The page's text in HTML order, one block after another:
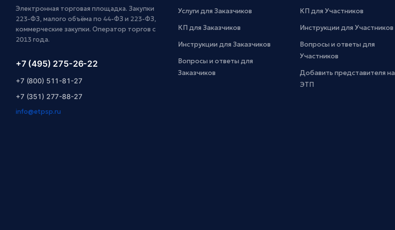
Электронная торговая площадка. Закупки
223-ФЗ, малого объёма по 44-ФЗ и 223-ФЗ,
коммерческие закупки. Оператор торгов с
2013 года.
+7 (495) 275-26-22
+7 (800) 511-81-27
+7 (351) 277-88-27
info@etpsp.ru
Услуги для Заказчиков
КП для Заказчиков
Инструкции для Заказчиков
Вопросы и ответы для
Заказчиков
КП для Участников
Инструкции для Участников
Вопросы и ответы для
Участников
Добавить представителя на
ЭТП